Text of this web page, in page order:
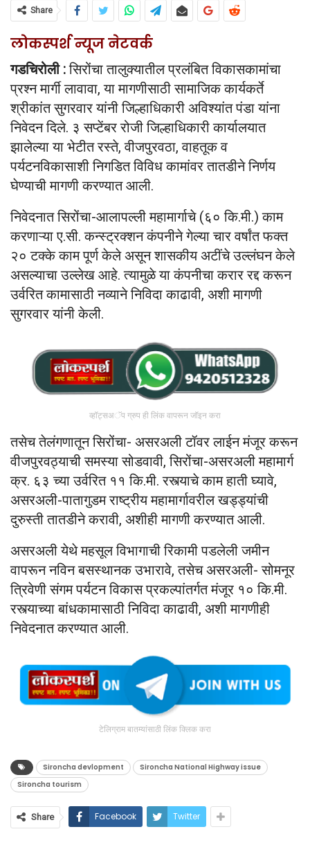
Share
लोकस्पर्श न्यूज नेटवर्क
गडचिरोली :सिरोंचा तालुक्यातील प्रलंबित विकासकामांचा
प्रश्न मार्गी लावावा, या मागणीसाठी सामाजिक कार्यकर्ते
श्रीकांत सुगरवार यांनी जिल्हाधिकारी अविश्यांत पंडा यांना
निवेदन दिले. ३ सप्टेंबर रोजी जिल्हाधिकारी कार्यालयात
झालेल्या या भेटीत रस्ते, वीजपुरवठा, वाहतूक व
पर्यटनविकासाशी निगडित विविध कामांवर तातडीने निर्णय
घेण्याची मागणी करण्यात आली.
निवेदनात सिरोंचा-आलापल्ली महामार्गाचे (६० कि.मी.) काम
करणाऱ्या ए.सी. कन्स्ट्रक्शन कंपनीने गेल्या चार वर्षांत फक्त
२० टक्के काम पूर्ण केले असून शासकीय अटींचे उल्लंघन केले
असल्याचा उल्लेख आहे. त्यामुळे या कंपनीचा करार रद्द करून
उर्वरित कामासाठी नव्याने निविदा काढावी, अशी मागणी
सुगरवार यांनी केली.
व्हॉट्सअॅप ग्रुप ही लिंक वापरून जॉइन करा
तसेच तेलंगणातून सिरोंचा- असरअली टॉवर लाईन मंजूर करून
वीजपुरवठ्याची समस्या सोडवावी, सिरोंचा-असरअली महामार्ग
क्र. ६३ च्या उर्वरित ११ कि.मी. रस्त्याचे काम हाती घ्यावे,
असरअली-पातागुडम राष्ट्रीय महामार्गावरील खड्ड्यांची
दुरुस्ती तातडीने करावी, अशीही मागणी करण्यात आली.
असरअली येथे महसूल विभागाची रिकामी पडलेली जमीन
वापरून नविन बसस्थानक उभारावे, तसेच असरअली- सोमनूर
त्रिवेणी संगम पर्यटन विकास प्रकल्पांतर्गत मंजूर १० कि.मी.
रस्त्याच्या बांधकामासाठी निविदा काढावी, अशी मागणीही
निवेदनात करण्यात आली.
टेलिग्राम बातम्यांसाठी लिंक क्लिक करा
Sironcha devlopment
Sironcha National Highway issue
Sironcha tourism
Share Facebook Twitter